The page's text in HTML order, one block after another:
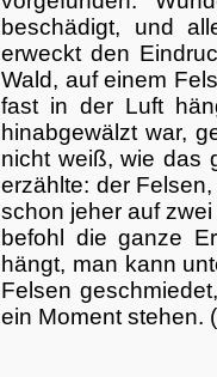
beschädigt, und
erweckt den
Wald, auf einem
fast in der Luft
hinabgewälzt war,
nicht weiß, wie das
erzählte: der
schon jeher auf
befohl die ganze
hängt, man kann
Felsen
ein Moment stehen.